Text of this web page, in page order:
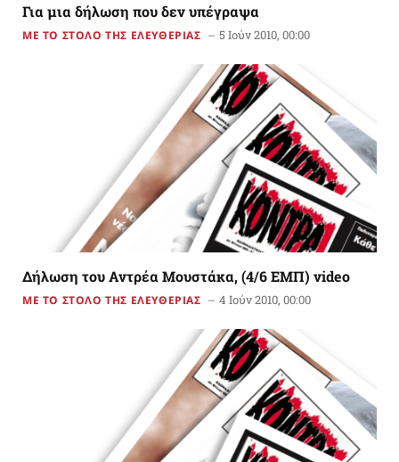
Για μια δήλωση που δεν υπέγραψα
ΜΕ ΤΟ ΣΤΟΛΟ ΤΗΣ ΕΛΕΥΘΕΡΙΑΣ 5 Ιούν 2010, 00:00
Δήλωση του Αντρέα Μουστάκα, (4/6 ΕΜΠ) video
ΜΕ ΤΟ ΣΤΟΛΟ ΤΗΣ ΕΛΕΥΘΕΡΙΑΣ 4 Ιούν 2010, 00:00